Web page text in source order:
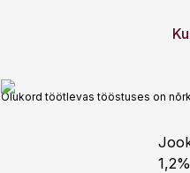
Olukord töötlevas tööstuses on